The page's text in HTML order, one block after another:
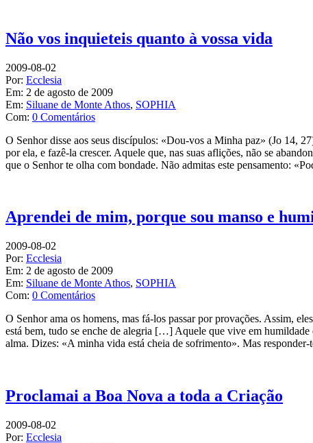
Não vos inquieteis quanto à vossa vida
2009-08-02
Por: Ecclesia
Em: 2 de agosto de 2009
Em: Siluane de Monte Athos, SOPHIA
Com: 0 Comentários
O Senhor disse aos seus discípulos: «Dou-vos a Minha paz» (Jo 14,
por ela, e fazê-la crescer. Aquele que, nas suas aflições, não se
que o Senhor te olha com bondade. Não admitas este pensamento:
Aprendei de mim, porque sou manso e
2009-08-02
Por: Ecclesia
Em: 2 de agosto de 2009
Em: Siluane de Monte Athos, SOPHIA
Com: 0 Comentários
O Senhor ama os homens, mas fá-los passar por provações. Assim,
está bem, tudo se enche de alegria […] Aquele que vive em humildade
alma. Dizes: «A minha vida está cheia de sofrimento». Mas
Proclamai a Boa Nova a toda a Criação
2009-08-02
Por: Ecclesia